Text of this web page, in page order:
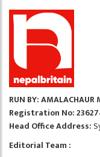
RUN BY:
Registration No:
Head Office Address:
Editorial Team :